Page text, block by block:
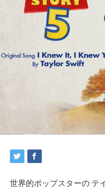
世界的ポップスターの テ